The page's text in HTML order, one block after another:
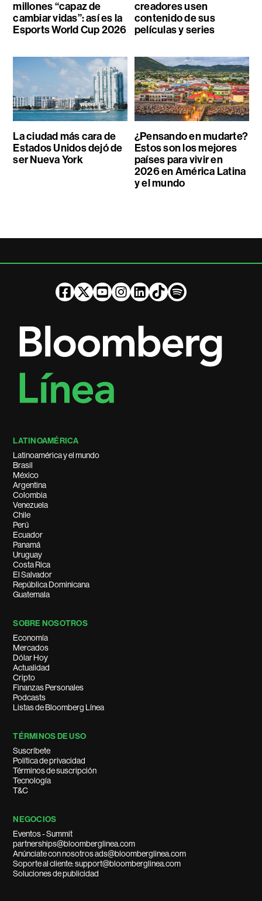
millones “capaz de
cambiar vidas”: así es la
Esports World Cup 2026
creadores usen
contenido de sus
películas y series
La ciudad más cara de
Estados Unidos dejó de
ser Nueva York
¿Pensando en mudarte?
Estos son los mejores
países para vivir en
2026 en América Latina
y el mundo
LATINOAMÉRICA
Latinoamérica y el mundo
Brasil
México
Argentina
Colombia
Venezuela
Chile
Perú
Ecuador
Panamá
Uruguay
Costa Rica
El Salvador
República Dominicana
Guatemala
SOBRE NOSOTROS
Economía
Mercados
Dólar Hoy
Actualidad
Cripto
Finanzas Personales
Podcasts
Listas de Bloomberg Línea
TÉRMINOS DE USO
Suscríbete
Política de privacidad
Términos de suscripción
Tecnología
T&C
NEGOCIOS
Eventos - Summit
partnerships@bloomberglinea.com
Anúnciate con nosotros ads@bloomberglinea.com
Soporte al cliente: support@bloomberglinea.com
Soluciones de publicidad